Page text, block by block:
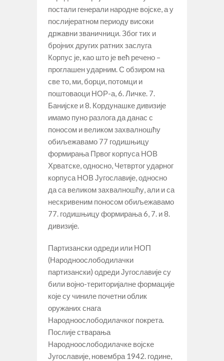
постали генерали народне војске, а у
послијератном периоду високи
државни званичници. Због тих и
бројних других ратних заслуга
Корпус је, као што је већ речено –
проглашен ударним. С обзиром на
све то, ми, борци, потомци и
поштоваоци НОР-а, 6. Личке. 7.
Банијске и 8. Кордунашке дивизије
имамо пуно разлога да данас с
поносом и великом захвалношћу
обиљежавамо 77 годишњицу
формирања Првог корпуса НОВ
Хрватске, односно, Четвртог ударног
корпуса НОВ Југославије, односно
да са великом захвалношћу, али и са
нескривеним поносом обиљежавамо
77. годишњицу формирања 6, 7. и 8.
дивизије.
Партизански одреди или НОП
(Народноослободилачки
партизански) одреди Југославије су
били војно-територијалне формације
које су чиниле почетни облик
оружаних снага
Народноослободилачког покрета.
Послије стварања
Народноослободилачке војске
Југославије, новембра 1942. године,